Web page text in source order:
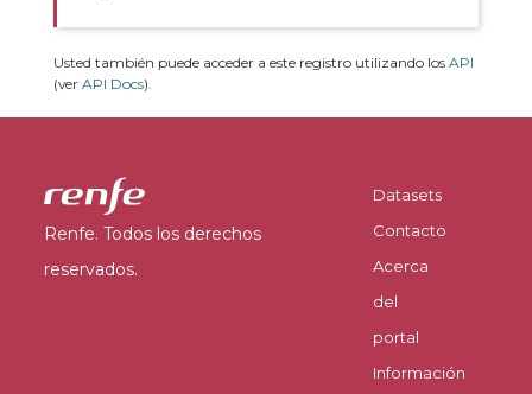
Usted también puede acceder a este registro utilizando los API
(ver API Docs).
Renfe. Todos los derechos
reservados.
Datasets
Contacto
Acerca
del
portal
Información